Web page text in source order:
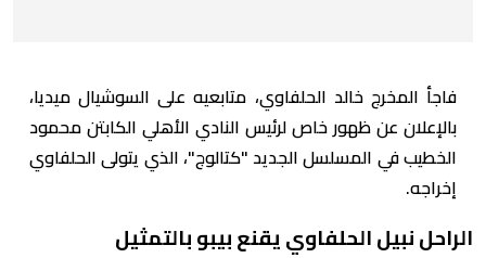
فاجأ المخرج خالد الحلفاوي، متابعيه على السوشيال ميديا،
بالإعلان عن ظهور خاص لرئيس النادي الأهلي الكابتن محمود
الخطيب في المسلسل الجديد "كتالوج"، الذي يتولى الحلفاوي
إخراجه.
الراحل نبيل الحلفاوي يقنع بيبو بالتمثيل